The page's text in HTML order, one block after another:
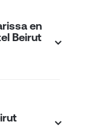
en
Beirut